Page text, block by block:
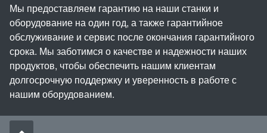
Мы предоставляем гарантию на наши станки и
оборудование на один год, а также гарантийное
обслуживание и сервис после окончания гарантийного
срока. Мы заботимся о качестве и надежности наших
продуктов, чтобы обеспечить нашим клиентам
долгосрочную поддержку и уверенность в работе с
нашим оборудованием.